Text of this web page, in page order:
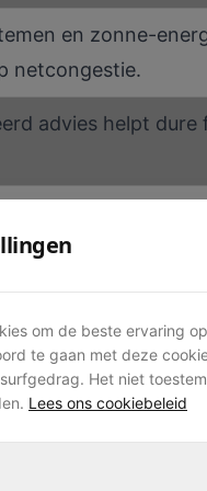
en zonne-
netcongestie.
advies helpt
cruciaal?
en stilstand
deze wél en niet aan
elektrisch
termen
uitgedrukt
betekent
van bron tot
om de beste ervaring
te gaan met deze
Het niet
Lees ons cookiebeleid